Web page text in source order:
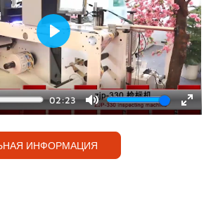
02:23
Mute
Play
ИНФОРМАЦИЯ